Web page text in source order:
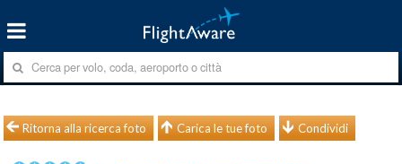
Ritorna alla ricerca foto Carica le tue foto Condividi